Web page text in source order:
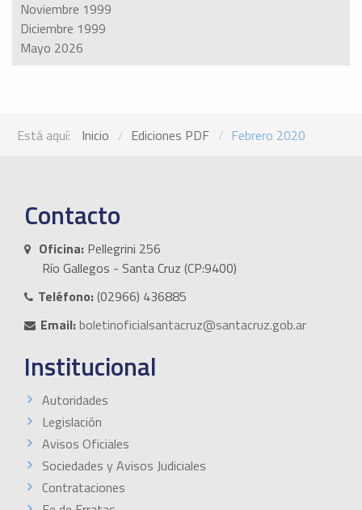
Noviembre 1999
Diciembre 1999
Mayo 2026
Está aquí: Inicio Ediciones PDF Febrero 2020
Contacto
Oficina: Pellegrini 256
Río Gallegos - Santa Cruz (CP:9400)
Teléfono:(02966) 436885
Email:boletinoficialsantacruz@santacruz.gob.ar
Institucional
Autoridades
Legislación
Avisos Oficiales
Sociedades y Avisos Judiciales
Contrataciones